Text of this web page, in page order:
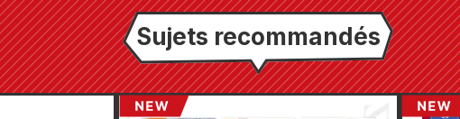
Sujets recommandés